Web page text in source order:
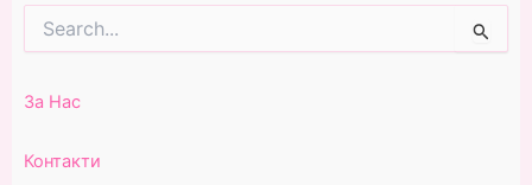
for:
За Нас
Контакти